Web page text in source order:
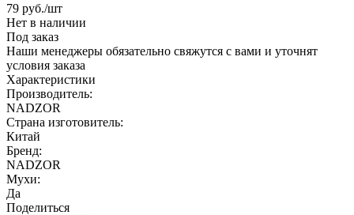
79 руб./шт
Нет в наличии
Под заказ
Наши менеджеры обязательно свяжутся с вами и уточнят
условия заказа
Характеристики
Производитель:
NADZOR
Страна изготовитель:
Китай
Бренд:
NADZOR
Мухи:
Да
Поделиться